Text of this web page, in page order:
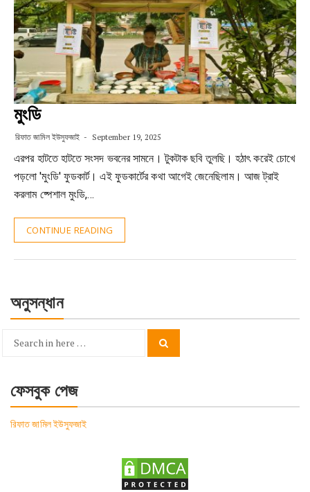
মুংডি
রিফাত জামিল ইউসুফজাই September 19, 2025
এরপর হাটতে হাটতে সংসদ ভবনের সামনে। টুকটাক ছবি তুলছি। হঠাৎ করেই চোখে
পড়লো 'মুংডি' ফুডকার্ট। এই ফুডকার্টের কথা আগেই জেনেছিলাম। আজ ট্রাই
করলাম ষ্পেশাল মুংডি,…
CONTINUE READING
অনুসন্ধান
Search
ফেসবুক পেজ
রিফাত জামিল ইউসুফজাই